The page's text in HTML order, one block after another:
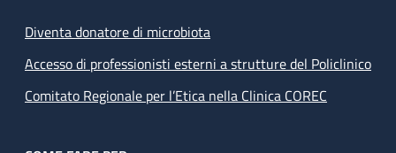
Diventa donatore di microbiota
Accesso di professionisti esterni a strutture del Policlinico
Comitato Regionale per l’Etica nella Clinica COREC